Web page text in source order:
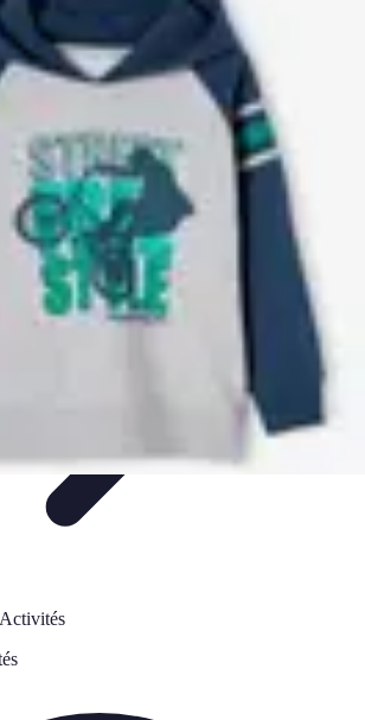
MarketingAnimations et
Engagement des Fans